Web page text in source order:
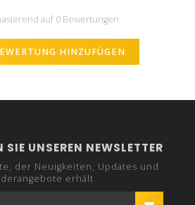
auf 0 Bewertungen
HINZUFÜGEN
UNSEREN NEWSLETTER
der Neuigkeiten, Updates und
erhält